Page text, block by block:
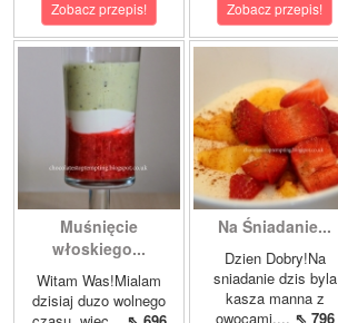
Zobacz przepis! Zobacz przepis!
Muśnięcie
włoskiego...
Witam Was!Mialam
dzisiaj duzo wolnego
Na Śniadanie...
Dzien Dobry!Na
sniadanie dzis byla
kasza manna z
owocami.... ⇖ 796